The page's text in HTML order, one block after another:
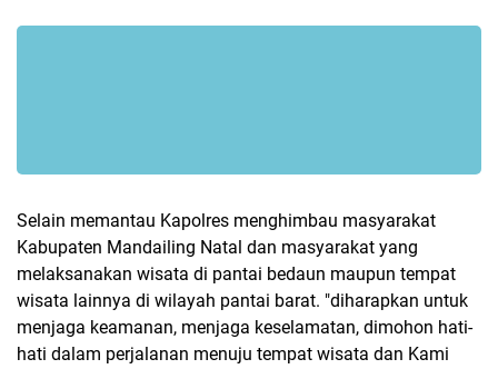
Selain memantau Kapolres menghimbau masyarakat
Kabupaten Mandailing Natal dan masyarakat yang
melaksanakan wisata di pantai bedaun maupun tempat
wisata lainnya di wilayah pantai barat. "diharapkan untuk
menjaga keamanan, menjaga keselamatan, dimohon hati-
hati dalam perjalanan menuju tempat wisata dan Kami